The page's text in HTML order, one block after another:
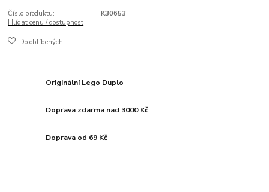
Číslo produktu:
K30653
Hlídat cenu / dostupnost
Do oblíbených
Originální Lego Duplo
Doprava zdarma nad 3000 Kč
Doprava od 69 Kč